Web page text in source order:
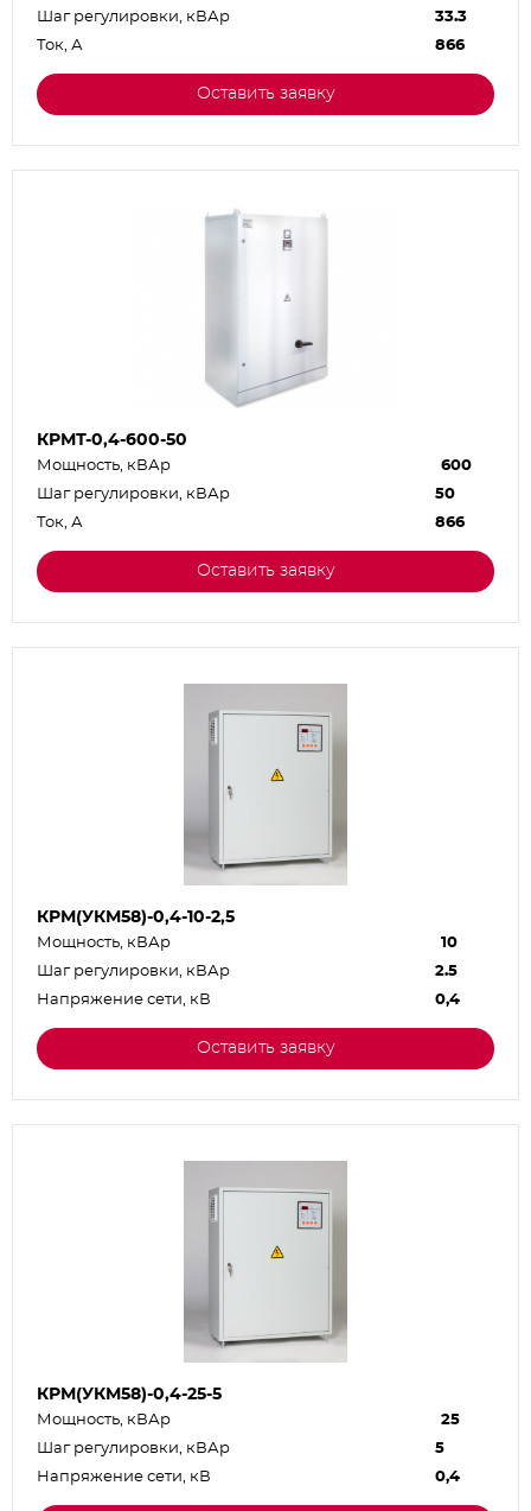
Шаг регулировки, кВАр
33.3
Ток, А
866
Оставить заявку
КРМТ-0,4-600-50
Мощность, кВАр
600
Шаг регулировки, кВАр
50
Ток, А
866
Оставить заявку
КРМ(УКМ58)-0,4-10-2,5
Мощность, кВАр
10
Шаг регулировки, кВАр
2.5
Напряжение сети, кВ
0,4
Оставить заявку
КРМ(УКМ58)-0,4-25-5
Мощность, кВАр
25
Шаг регулировки, кВАр
5
Напряжение сети, кВ
0,4